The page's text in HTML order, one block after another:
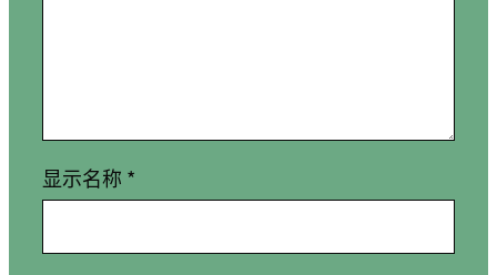
显示名称 *